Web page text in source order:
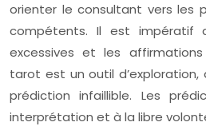
orienter le consultant vers les
compétents. Il est impératif
excessives et les
tarot est un outil
prédiction infaillible. Les
interprétation et à la libre